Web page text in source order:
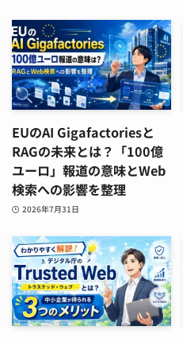
EUのAI Gigafactoriesと
RAGの未来とは？「100億
ユーロ」報道の意味とWeb
検索への影響を整理
2026年7月31日